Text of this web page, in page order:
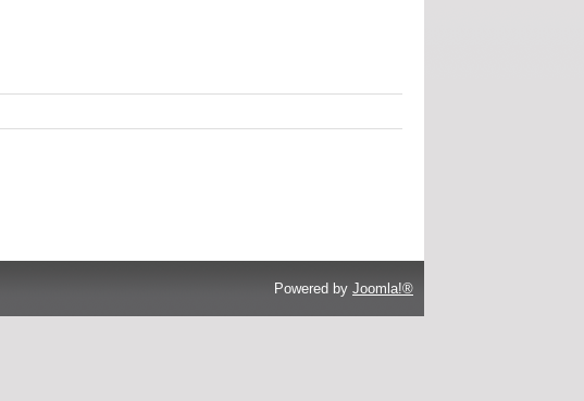
Powered by Joomla!®